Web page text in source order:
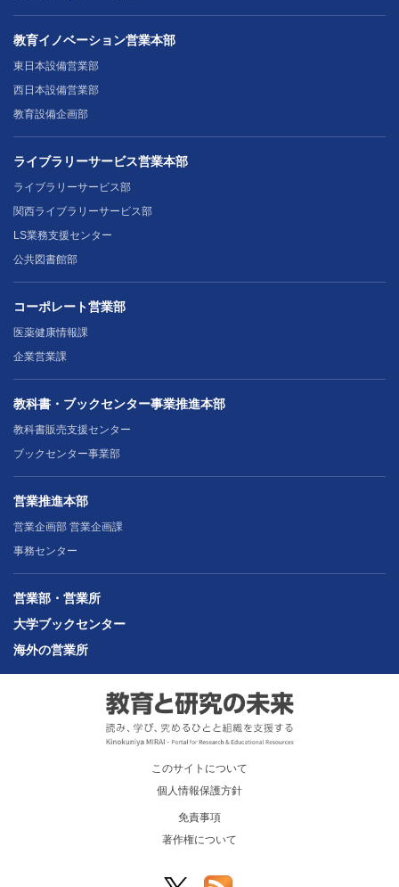
教育イノベーション営業本部
東日本設備営業部
西日本設備営業部
教育設備企画部
ライブラリーサービス営業本部
ライブラリーサービス部
関西ライブラリーサービス部
LS業務支援センター
公共図書館部
コーポレート営業部
医薬健康情報課
企業営業課
教科書・ブックセンター事業推進本部
教科書販売支援センター
ブックセンター事業部
営業推進本部
営業企画部 営業企画課
事務センター
営業部・営業所
大学ブックセンター
海外の営業所
このサイトについて
個人情報保護方針
免責事項
著作権について